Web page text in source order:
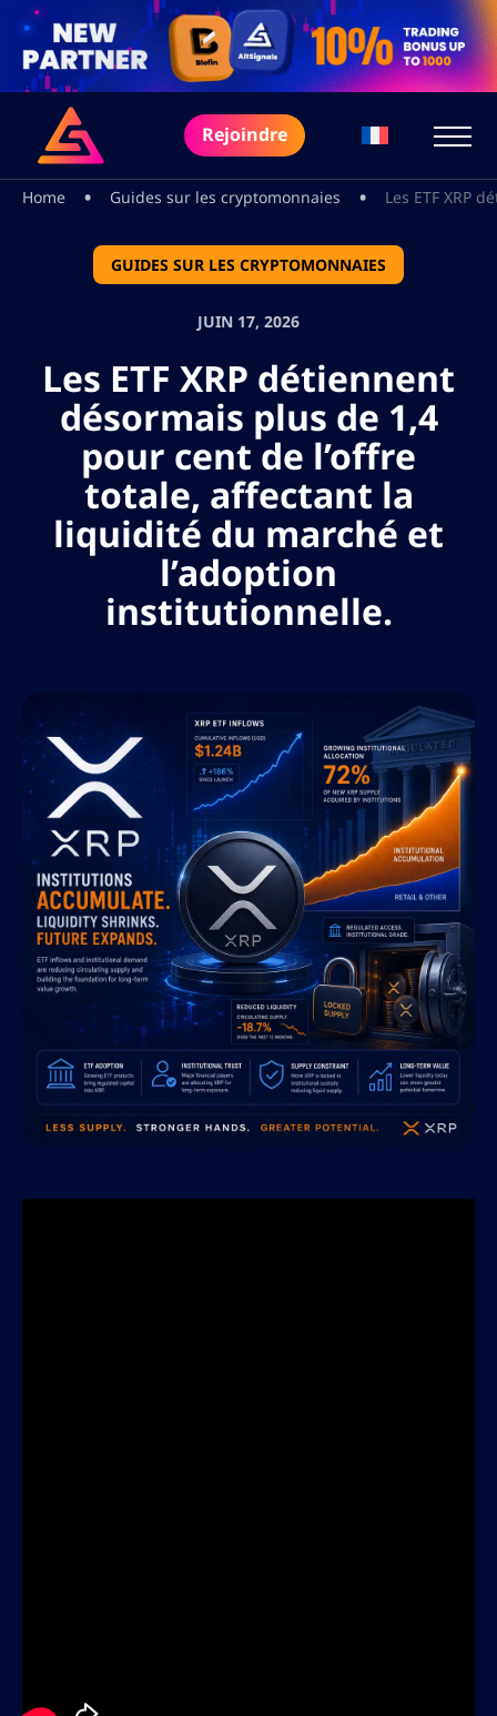
Rejoindre
Home • Guides sur les cryptomonnaies • Les ETF XRP
GUIDES SUR LES CRYPTOMONNAIES
JUIN 17, 2026
Les ETF XRP détiennent
désormais plus de 1,4
pour cent de l’offre
totale, affectant la
liquidité du marché et
l’adoption
institutionnelle.